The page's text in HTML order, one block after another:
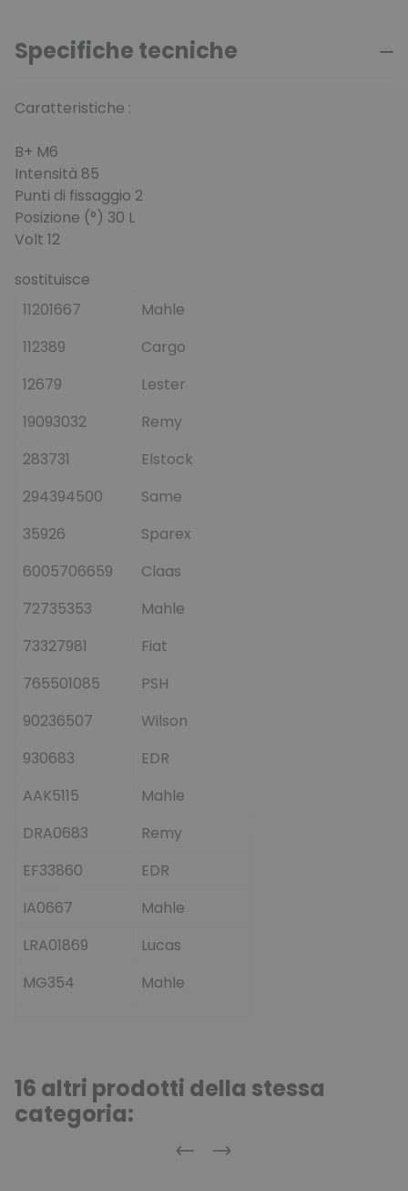
Specifiche tecniche
Caratteristiche :
B+ M6
Intensità 85
Punti di fissaggio 2
Posizione (°) 30 L
Volt 12
sostituisce
11201667
Mahle
112389
Cargo
12679
Lester
19093032
Remy
283731
Elstock
294394500
Same
35926
Sparex
6005706659
Claas
72735353
Mahle
73327981
Fiat
765501085
PSH
90236507
Wilson
930683
EDR
AAK5115
Mahle
DRA0683
Remy
EF33860
EDR
IA0667
Mahle
LRA01869
Lucas
MG354
Mahle
16 altri prodotti della stessa
categoria:
Precedente
Successivo